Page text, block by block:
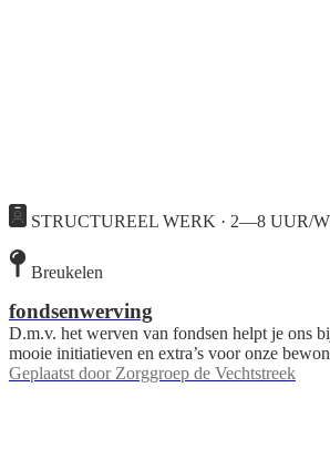
STRUCTUREEL WERK · 2—8 UUR/
Breukelen
fondsenwerving
D.m.v. het werven van fondsen helpt je ons
mooie initiatieven en extra’s voor onze
Geplaatst door Zorggroep de Vechtstreek